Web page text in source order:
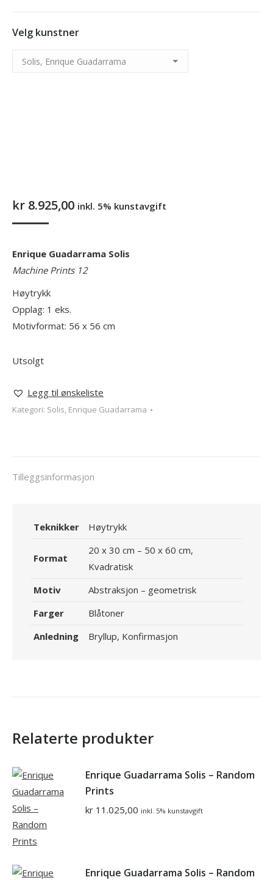
Velg kunstner
kr 8.925,00 inkl. 5% kunstavgift
Enrique Guadarrama Solis
Machine Prints 12
Høytrykk
Opplag: 1 eks.
Motivformat: 56 x 56 cm
Utsolgt
Legg til ønskeliste
Kategori: Solis, Enrique Guadarrama
Tilleggsinformasjon
Teknikker Høytrykk
Format
20 x 30 cm – 50 x 60 cm,
Kvadratisk
Motiv
Abstraksjon – geometrisk
Farger
Blåtoner
Anledning
Bryllup, Konfirmasjon
Relaterte produkter
Enrique Guadarrama Solis – Random
Prints
kr 11.025,00 inkl. 5% kunstavgift
Enrique Guadarrama Solis – Random